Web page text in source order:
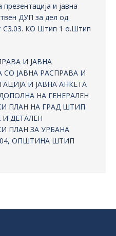
и јавна
ДУП за дел од
С3.03. КО Штип 1 о.Штип
И ЈАВНА
СО ЈАВНА РАСПРАВА И
И ЈАВНА АНКЕТА
НА ГЕНЕРАЛЕН
ПЛАН НА ГРАД ШТИП
И ДЕТАЛЕН
ПЛАН ЗА УРБАНА
ОПШТИНА ШТИП